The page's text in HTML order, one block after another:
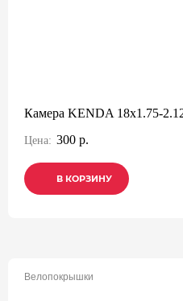
Камера KENDA 18x1.75-
Цена: 300 р.
В КОРЗИНУ
В КОРЗИНУ
В КОРЗИНУ
Велопокрышки